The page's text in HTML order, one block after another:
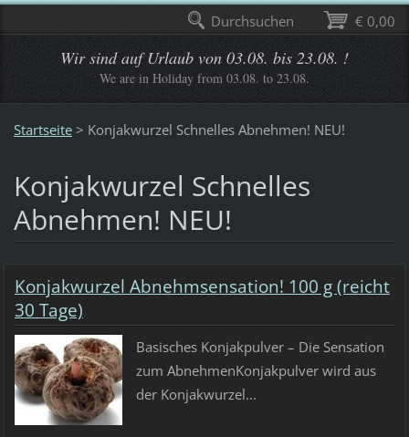
Wir sind auf Urlaub von 03.08. bis 23.08. !
We are in Holiday from 03.08. to 23.08.
Startseite > Konjakwurzel Schnelles Abnehmen! NEU!
Konjakwurzel Schnelles
Abnehmen! NEU!
Konjakwurzel Abnehmsensation! 100 g (reicht
30 Tage)
Basisches Konjakpulver – Die Sensation
zum AbnehmenKonjakpulver wird aus
der Konjakwurzel...
€ 0,00
Durchsuchen